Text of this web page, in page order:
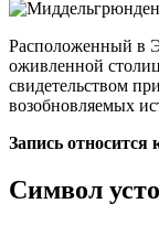
Расположенный в
оживленной
свидетельством
возобновляемых
Запись относится
Символ